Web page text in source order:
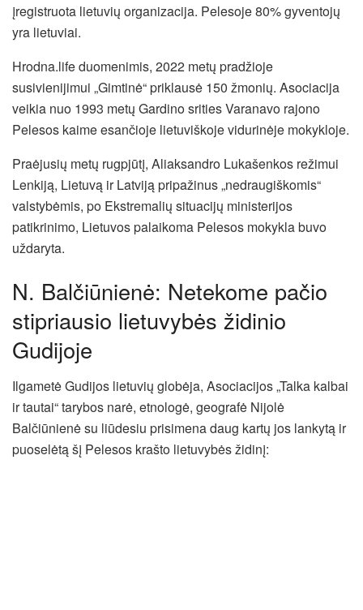
įregistruota lietuvių organizacija. Pelesoje 80% gyventojų
yra lietuviai.
Hrodna.life duomenimis, 2022 metų pradžioje
susivienijimui „Gimtinė“ priklausė 150 žmonių. Asociacija
veikia nuo 1993 metų Gardino srities Varanavo rajono
Pelesos kaime esančioje lietuviškoje vidurinėje mokykloje.
Praėjusių metų rugpjūtį, Aliaksandro Lukašenkos režimui
Lenkiją, Lietuvą ir Latviją pripažinus „nedraugiškomis“
valstybėmis, po Ekstremalių situacijų ministerijos
patikrinimo, Lietuvos palaikoma Pelesos mokykla buvo
uždaryta.
N. Balčiūnienė: Netekome pačio
stipriausio lietuvybės židinio
Gudijoje
Ilgametė Gudijos lietuvių globėja, Asociacijos „Talka kalbai
ir tautai“ tarybos narė, etnologė, geografė Nijolė
Balčiūnienė su liūdesiu prisimena daug kartų jos lankytą ir
puoselėtą šį Pelesos krašto lietuvybės židinį: